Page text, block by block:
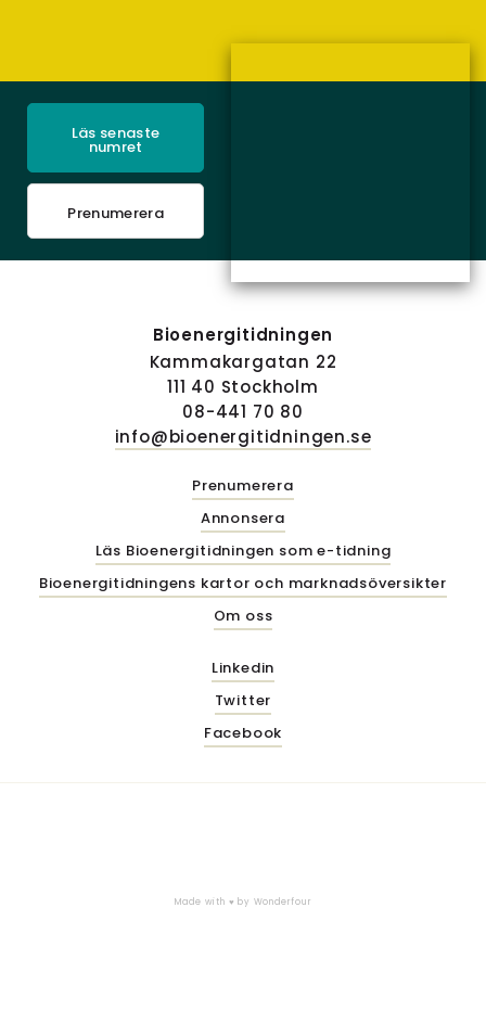
Läs senaste
numret
Prenumerera
Bioenergitidningen
Kammakargatan 22
111 40 Stockholm
08-441 70 80
info@bioenergitidningen.se
Prenumerera
Annonsera
Läs Bioenergitidningen som e-tidning
Bioenergitidningens kartor och marknadsöversikter
Om oss
Linkedin
Twitter
Facebook
Made with ♥ by Wonderfour